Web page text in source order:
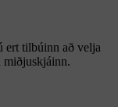
ert tilbúinn að velja
miðjuskjáinn.